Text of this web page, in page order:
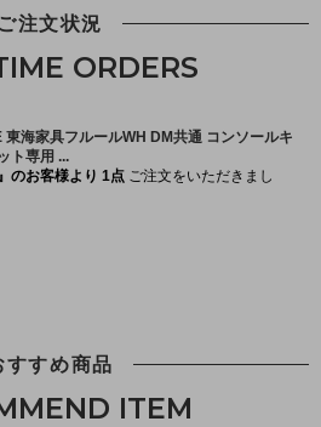
ご注文状況
ORDERS
すすめ商品
ITEM